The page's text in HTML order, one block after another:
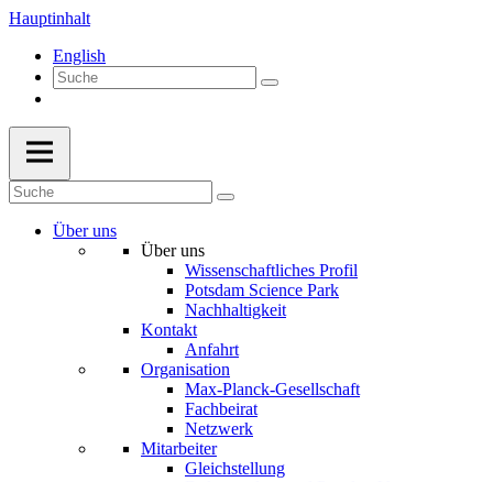
Hauptinhalt
English
Über uns
Über uns
Wissenschaftliches Profil
Potsdam Science Park
Nachhaltigkeit
Kontakt
Anfahrt
Organisation
Max-Planck-Gesellschaft
Fachbeirat
Netzwerk
Mitarbeiter
Gleichstellung